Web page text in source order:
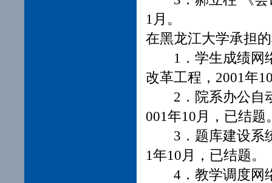
1月。
在黑龙江大学承担
1．学生成绩网
改革工程，2001年
2．院系办公自
001年10月，已结题
3．题库建设系
1年10月，已结题。
4．教学调度网